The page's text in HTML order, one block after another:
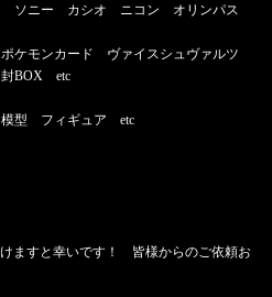
ソニー カシオ ニコン オリンパス
ケモンカード ヴァイスシュヴァルツ
BOX etc
型 フィギュア etc
ますと幸いです！ 皆様からのご依頼お